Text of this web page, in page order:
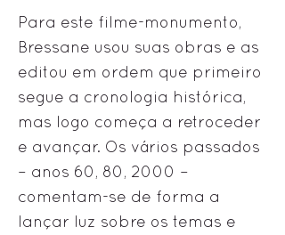
Para este filme-monumento,
Bressane usou suas obras e as
editou em ordem que primeiro
segue a cronologia histórica,
mas logo começa a retroceder
e avançar. Os vários passados ​​
– anos 60, 80, 2000 –
comentam-se de forma a
lançar luz sobre os temas e